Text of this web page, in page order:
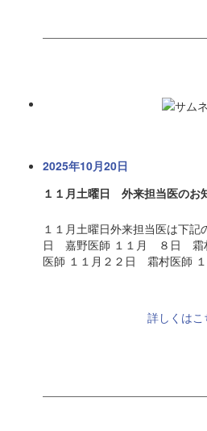
2025年10月20日
１１月土曜日 外来担当医のお
１１月土曜日外来担当医は下
日 嘉野医師 １１月 ８日 霜
医師 １１月２２日 霜村医師
詳しくは